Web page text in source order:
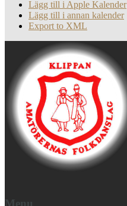
Lägg till i Apple Kalender
Lägg till i annan kalender
Export to XML
Menu